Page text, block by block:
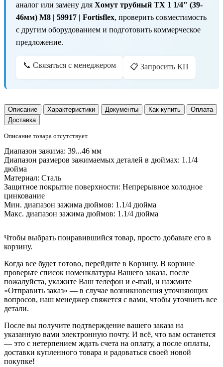
аналог или замену для Хомут трубный ТХ 1 1/4" (39-
46мм) М8 | 59917 | Fortisflex, проверить совместимость
с другим оборудованием и подготовить коммерческое
предложение.
📞 Связаться с менеджером 📋 Запросить КП
Описание Характеристики Документы Как купить
Оплата
Доставка
Описание товара отсутствует.
Диапазон зажима: 39...46 мм
Диапазон размеров зажимаемых деталей в дюймах: 1.1/4
дюйма
Материал: Сталь
Защитное покрытие поверхности: Непрерывное холодное
цинкование
Мин. диапазон зажима дюймов: 1.1/4 дюйма
Макс. диапазон зажима дюймов: 1.1/4 дюйма
Чтобы выбрать понравившийся товар, просто добавьте его в
корзину.
Когда все будет готово, перейдите в Корзину. В корзине
проверьте список номенклатуры Вашего заказа, после
пожалуйста, укажите Ваш телефон и e-mail, и нажмите
«Отправить заказ» — в случае возникновения уточняющих
вопросов, наш менеджер свяжется с вами, чтобы уточнить все
детали.
После вы получите подтверждение вашего заказа на
указанную вами электронную почту. И всё, что вам останется
— это с нетерпением ждать счета на оплату, а после оплаты,
доставки купленного товара и радоваться своей новой
покупке!